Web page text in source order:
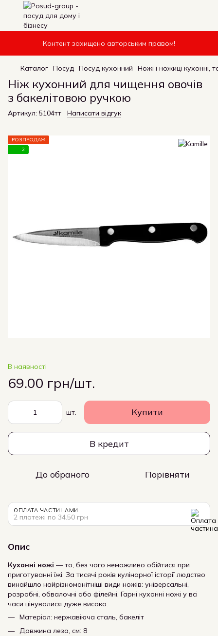
Контент захищено авторським правом!
Каталог Посуд Посуд кухонний Ножі і ножиці кухонні,
Ніж кухонний для чищення овочів
з бакелітовою ручкою
Артикул: 5104тт Написати відгук
РОЗПРОДАЖ
2
В наявності
69.00 грн/шт.
шт. Купити
В кредит
До обраного Порівняти
ОПЛАТА ЧАСТИНАМИ
2 платежі по 34.50 грн
Опис
Кухонні ножі — то, без чого неможливо обійтися при
приготуванні їжі. За тисячі років кулінарної історії людство
винайшло найрізноманітніші види ножів: універсальні,
розробні, обвалочні або філейні. Гарні кухонні ножі у всі
часи цінувалися дуже високо.
Матеріал: нержавіюча сталь, бакеліт
Довжина леза, см: 8